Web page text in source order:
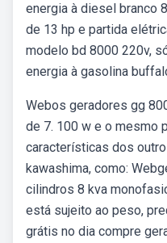
energia à diesel branco
de 13 hp e partida
modelo bd 8000 220v,
energia à gasolina
Webos geradores gg
de 7. 100 w e o mesmo
características dos
kawashima, como:
cilindros 8 kva
está sujeito ao peso,
grátis no dia compre